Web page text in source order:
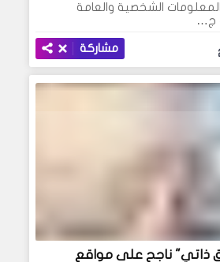
الشخصية والعامة
ج…
مشاركة
ذاتي" ناجح على مواقع